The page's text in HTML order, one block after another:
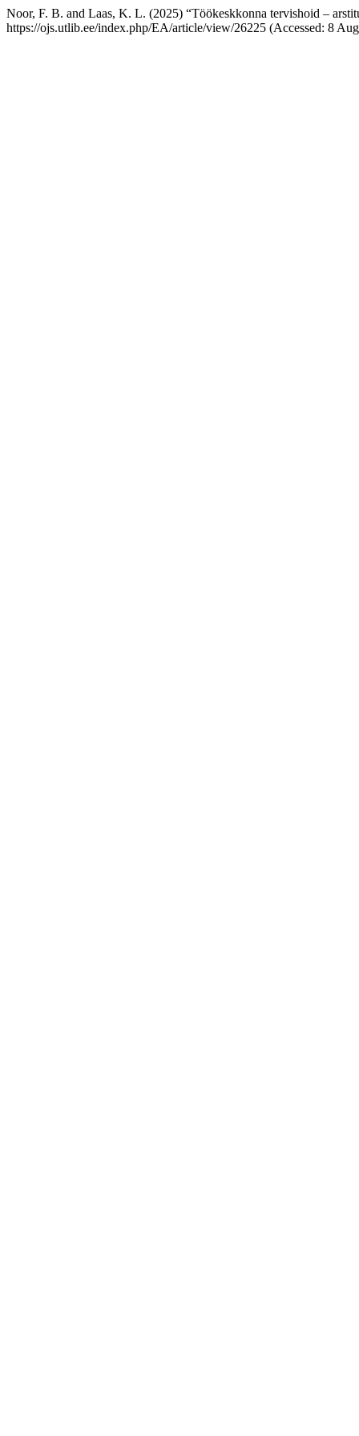
Noor, F. B. and Laas, K. L. (2025) “Töökeskkonna tervishoid –
https://ojs.utlib.ee/index.php/EA/article/view/26225 (Accessed: 8